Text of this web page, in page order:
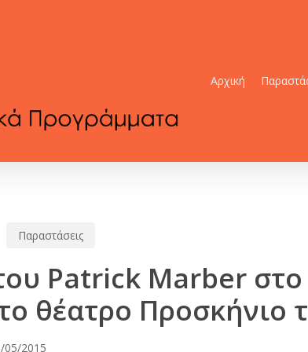
Αρχική
Παραστάσεις
Patrick Marber
θέατρο Προσκήνιο
05/2015